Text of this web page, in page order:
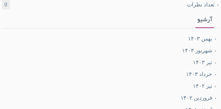
تعداد نظرات
0
آرشیو
بهمن ۱۴۰۳
شهریور ۱۴۰۳
تیر ۱۴۰۳
خرداد ۱۴۰۳
تیر ۱۴۰۲
فروردین ۱۴۰۲